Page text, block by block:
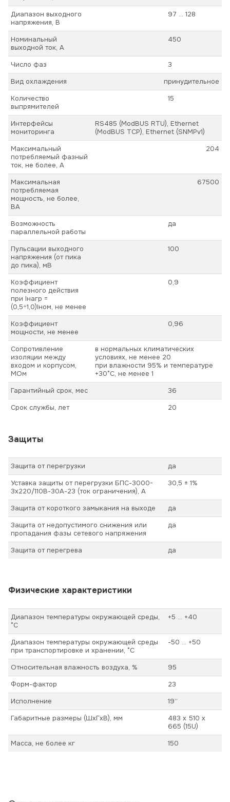
Диапазон выходного
напряжения, В
97 ... 128
Номинальный
выходной ток, А
450
Число фаз
3
Вид охлаждения
принудительное
Количество
выпрямителей
15
Интерфейсы
мониторинга
RS485 (ModBUS RTU), Ethernet
(ModBUS TCP), Ethernet (SNMPv1)
Максимальный
потребляемый фазный
ток, не более, А
204
Максимальная
потребляемая
мощность, не более,
ВА
67500
Возможность
параллельной работы
да
Пульсации выходного
напряжения (от пика
до пика), мВ
100
Коэффициент
полезного действия
при Iнагр =
(0,5÷1,0)Iном, не менее
0,9
Коэффициент
мощности, не менее
0,96
Сопротивление
изоляции между
входом и корпусом,
МОм
в нормальных климатических
условиях, не менее 20
при влажности 95% и температуре
+30°С, не менее 1
Гарантийный срок, мес
36
Срок службы, лет
20
Защиты
Защита от перегрузки
да
Уставка защиты от перегрузки БПС-3000-
3х220/110В-30А-23 (ток ограничения), А
30,5 ± 1%
Защита от короткого замыкания на выходе
да
Защита от недопустимого снижения или
пропадания фазы сетевого напряжения
да
Защита от перегрева да
Физические характеристики
Диапазон температуры окружающей среды,
°С
+5 ... +40
Диапазон температуры окружающей среды
при транспортировке и хранении, °С
-50 ... +50
Относительная влажность воздуха, %
95
Форм-фактор
23
Исполнение
19’’
Габаритные размеры (ШхГхВ), мм
483 х 510 х
665 (15U)
Масса, не более кг
150